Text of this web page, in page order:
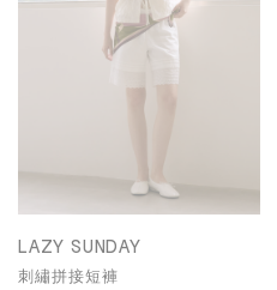
LAZY SUNDAY
刺繡拼接短褲